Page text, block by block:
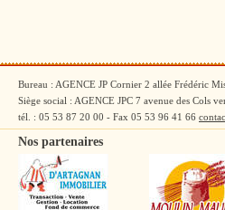
Bureau : AGENCE JP Cornier 2 allée Frédéric
Siège social : AGENCE JPC 7 avenue des Cols
tél. : 05 53 87 20 00 - Fax 05 53 96 41 66
Nos partenaires